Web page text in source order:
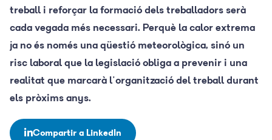
treball i reforçar la formació dels treballadors serà
cada vegada més necessari. Perquè la calor extrema
ja no és només una qüestió meteorològica, sinó un
risc laboral que la legislació obliga a prevenir i una
realitat que marcarà l'organització del treball durant
els pròxims anys.
Compartir a LinkedIn